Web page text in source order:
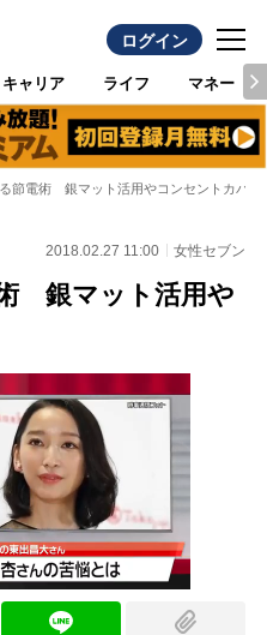
ログイン
キャリア ライフ マネー
節電術 銀マット活用やコンセントカバー
2018.02.27 11:00 女性セブン
銀マット活用や